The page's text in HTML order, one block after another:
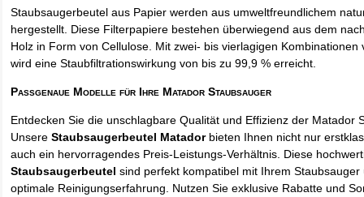
Staubsaugerbeutel aus Papier werden aus umweltfreundlichem
hergestellt. Diese Filterpapiere bestehen überwiegend aus dem
Holz in Form von Cellulose. Mit zwei- bis vierlagigen Kombinationen
wird eine Staubfiltrationswirkung von bis zu 99,9 % erreicht.
Passgenaue Modelle für Ihre Matador Staubsauger
Entdecken Sie die unschlagbare Qualität und Effizienz der Matador
UnsereStaubsaugerbeutel Matadorbieten Ihnen nicht nur
auch ein hervorragendes Preis-Leistungs-Verhältnis. Diese
Staubsaugerbeutel sind perfekt kompatibel mit Ihrem
optimale Reinigungserfahrung. Nutzen Sie exklusive Rabatte und